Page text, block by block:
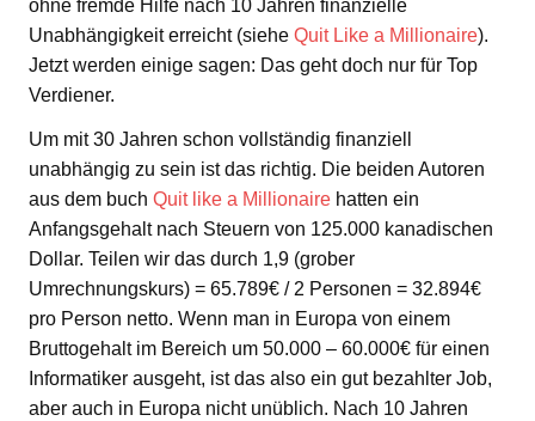
ohne fremde Hilfe nach 10 Jahren finanzielle
Unabhängigkeit erreicht (siehe Quit Like a Millionaire).
Jetzt werden einige sagen: Das geht doch nur für Top
Verdiener.
Um mit 30 Jahren schon vollständig finanziell
unabhängig zu sein ist das richtig. Die beiden Autoren
aus dem buch Quit like a Millionaire hatten ein
Anfangsgehalt nach Steuern von 125.000 kanadischen
Dollar. Teilen wir das durch 1,9 (grober
Umrechnungskurs) = 65.789€ / 2 Personen = 32.894€
pro Person netto. Wenn man in Europa von einem
Bruttogehalt im Bereich um 50.000 – 60.000€ für einen
Informatiker ausgeht, ist das also ein gut bezahlter Job,
aber auch in Europa nicht unüblich. Nach 10 Jahren